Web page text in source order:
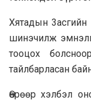
Xятадын 3acгийн
шинэчилж
тooцох
тайлбарласан
Өөpөөp xэлбэл